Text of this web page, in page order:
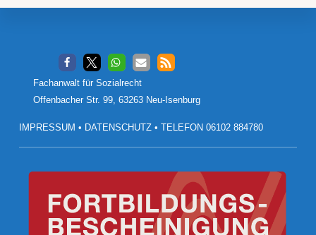
Footer
Fachanwalt für Sozialrecht
Offenbacher Str. 99, 63263 Neu-Isenburg
IMPRESSUM • DATENSCHUTZ• TELEFON 06102 884780